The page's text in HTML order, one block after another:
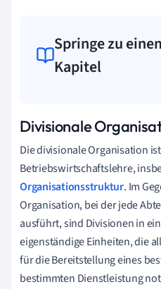
Springe zu
Kapitel
Divisionale
Die divisionale Organisation
Betriebswirtschaftslehre,
Organisationsstruktur. Im
Organisation, bei der jede
ausführt, sind Divisionen in
eigenständige Einheiten, die
für die Bereitstellung eines
bestimmten Dienstleistung